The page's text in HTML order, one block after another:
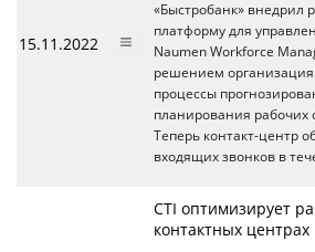
15.11.2022
«Быстробанк» внедрил
платформу для
Naumen Workforce
решением
процессы
планирования рабочих
Теперь контакт-центр
входящих звонков в
CTI оптимизирует
контактных